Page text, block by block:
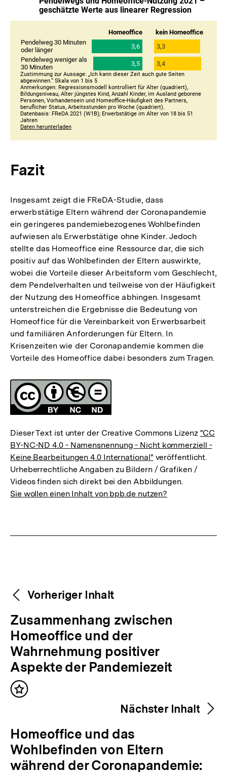
Fazit
Insgesamt zeigt die FReDA-Studie, dass
erwerbstätige Eltern während der Corona­pandemie
ein geringeres pandemiebe­zogenes Wohlbefinden
aufwiesen als Erwerbstätige ohne Kinder. Jedoch
stellte das Homeoffice eine Ressource dar, die sich
positiv auf das Wohlbefinden der Eltern auswirkte,
wobei die Vorteile dieser Arbeitsform vom Geschlecht,
dem Pendelverhalten und teilweise von der Häufigkeit
der Nutzung des Homeoffice abhingen. Insgesamt
unterstreichen die Ergebnisse die Bedeutung von
Homeoffice für die Vereinbarkeit von Erwerbsarbeit
und familiären Anforderungen für Eltern. In
Krisenzeiten wie der Coronapandemie kommen die
Vorteile des Homeoffice dabei besonders zum Tragen.
Fussnoten
Lizenz
Dieser Text ist unter der Creative Commons Lizenz "CC
BY-NC-ND 4.0 - Namensnennung - Nicht kommerziell -
Keine Bearbeitungen 4.0 International" veröffentlicht.
Urheberrechtliche Angaben zu Bildern / Grafiken /
Videos finden sich direkt bei den Abbildungen.
Sie wollen einen Inhalt von bpb.de nutzen?
Weitere
Inhalte
Content-
Navigation
Vorheriger Inhalt
V
o
r
h
e
r
g
e
r
Zusammenhang zwischen
Homeoffice und der
Wahrnehmung positiver
Aspekte der Pandemiezeit
Inhalt
Nächster Inhalt
N
ä
c
Homeoffice und das
Wohlbefinden von Eltern
während der Coronapandemie: